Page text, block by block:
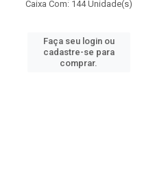
Caixa Com: 144 Unidade(s)
Faça seu login ou
cadastre-se para
comprar.